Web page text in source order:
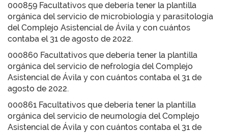
000859 Facultativos que debería tener la plantilla
orgánica del servicio de microbiología y parasitología
del Complejo Asistencial de Ávila y con cuántos
contaba el 31 de agosto de 2022.
000860 Facultativos que debería tener la plantilla
orgánica del servicio de nefrología del Complejo
Asistencial de Ávila y con cuántos contaba el 31 de
agosto de 2022.
000861 Facultativos que debería tener la plantilla
orgánica del servicio de neumología del Complejo
Asistencial de Ávila y con cuántos contaba el 31 de